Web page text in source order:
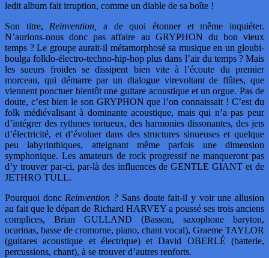
ledit album fait irruption, comme un diable de sa boîte !
Son titre, Reinvention,
a de quoi étonner et même inquiéter.
N’aurions-nous donc pas affaire au GRYPHON du bon vieux
temps ? Le groupe aurait-il métamorphosé sa musique en un gloubi-
boulga folklo-électro-techno-hip-hop plus dans l’air du temps ? Mais
les sueurs froides se dissipent bien vite à l’écoute du premier
morceau, qui démarre par un dialogue virevoltant de flûtes, que
viennent ponctuer bientôt une guitare acoustique et un orgue. Pas de
doute, c’est bien le son GRYPHON que l’on connaissait ! C’est du
folk médiévalisant à dominante acoustique, mais qui n’a pas peur
d’intégrer des rythmes tortueux, des harmonies dissonantes, des jets
d’électricité, et d’évoluer dans des structures sinueuses et quelque
peu labyrinthiques, atteignant même parfois une dimension
symphonique. Les amateurs de rock progressif ne manqueront pas
d’y trouver par-ci, par-là des influences de GENTLE GIANT et de
JETHRO TULL.
Pourquoi donc Reinvention ? Sans doute fait-il y voir une allusion
au fait que le départ de Richard HARVEY a poussé ses trois anciens
complices, Brian GULLAND (Basson, saxophone baryton,
ocarinas, basse de cromorne, piano, chant vocal), Graeme TAYLOR
(guitares acoustique et électrique) et David OBERLÉ (batterie,
percussions, chant), à se trouver d’autres renforts.